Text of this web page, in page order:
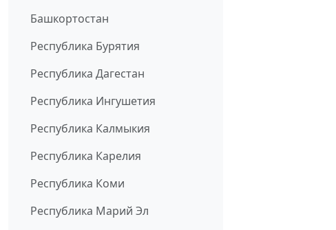
Башкортостан
Республика Бурятия
Республика Дагестан
Республика Ингушетия
Республика Калмыкия
Республика Карелия
Республика Коми
Республика Марий Эл